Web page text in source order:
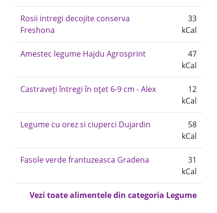
Rosii intregi decojite conserva
Freshona
33
kCal
Amestec legume Hajdu Agrosprint
47
kCal
Castraveți întregi în oțet 6-9 cm - Alex
12
kCal
Legume cu orez si ciuperci Dujardin
58
kCal
Fasole verde frantuzeasca Gradena
31
kCal
Vezi toate alimentele din categoria Legume